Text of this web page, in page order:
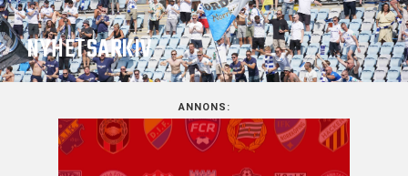
NYHETSARKIV
ANNONS: